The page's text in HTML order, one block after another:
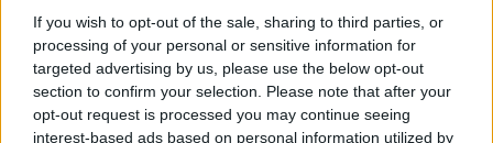
If you wish to opt-out of the sale, sharing to third parties, or
processing of your personal or sensitive information for
targeted advertising by us, please use the below opt-out
section to confirm your selection. Please note that after your
opt-out request is processed you may continue seeing
interest-based ads based on personal information utilized by